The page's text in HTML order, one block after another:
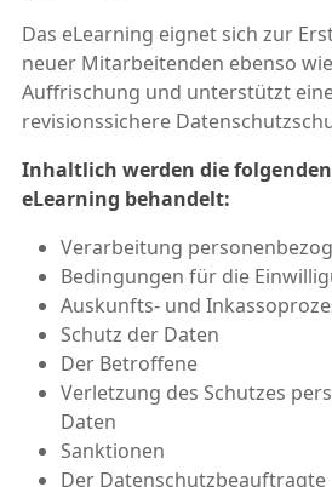
Das eLearning eignet sich zur
neuer Mitarbeitenden ebenso
Auffrischung und unterstützt
revisionssichere
Inhaltlich werden die
eLearning behandelt:
Verarbeitung
Bedingungen für die
Auskunfts- und
Schutz der Daten
Der Betroffene
Verletzung des Schutzes
Daten
Sanktionen
Der Datenschutzbeauftragte